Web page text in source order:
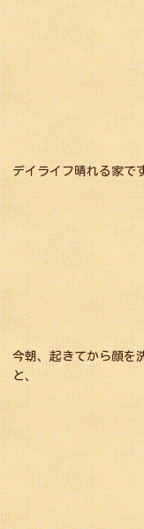
デイライフ晴れる家
今朝、起きてから顔を
と、